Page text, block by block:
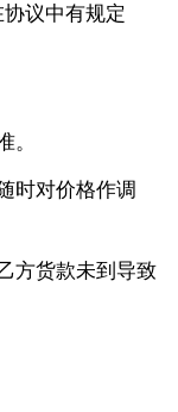
议中有规定
。
时对价格作调
方货款未到导致